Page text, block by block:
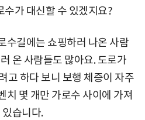
가 대신할 수 있겠지요?
수길에는 쇼핑하러 나온 사람
온 사람들도 많아요. 도로가
고 하다 보니 보행 체증이 자주
치 몇 개만 가로수 사이에 가져
습니다.